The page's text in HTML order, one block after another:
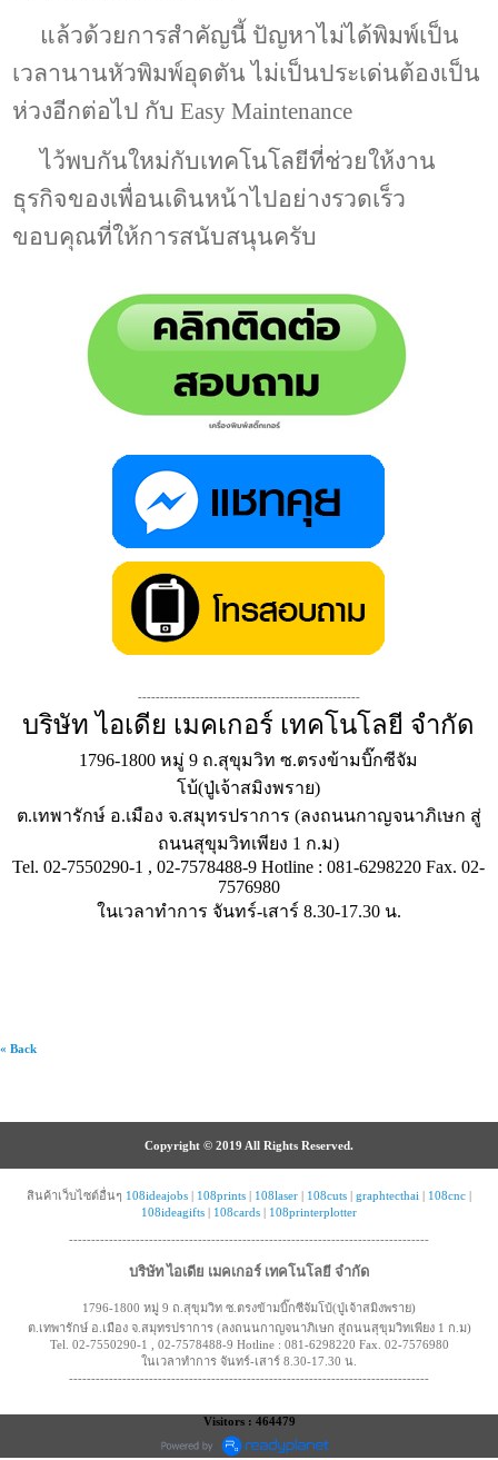
แล้วด้วยการสำคัญนี้ ปัญหาไม่ได้พิมพ์เป็น
เวลานานหัวพิมพ์อุดตัน ไม่เป็นประเด่นต้องเป็น
ห่วงอีกต่อไป กับ Easy Maintenance
ไว้พบกันใหม่กับเทคโนโลยีที่ช่วยให้งาน
ธุรกิจของเพื่อนเดินหน้าไปอย่างรวดเร็ว
ขอบคุณที่ให้การสนับสนุนครับ
--------------------------------------------------
บริษัท ไอเดีย เมคเกอร์ เทคโนโลยี จำกัด
1796-1800 หมู่ 9 ถ.สุขุมวิท ซ.ตรงข้ามบิ๊กซีจัม
โบ้(ปู่เจ้าสมิงพราย)
ต.เทพารักษ์ อ.เมือง จ.สมุทรปราการ (ลงถนนกาญจนาภิเษก สู่
ถนนสุขุมวิทเพียง 1 ก.ม)
Tel. 02-7550290-1 , 02-7578488-9 Hotline : 081-6298220 Fax. 02-
7576980
ในเวลาทำการ จันทร์-เสาร์ 8.30-17.30 น.
« Back
Copyright © 2019 All Rights Reserved.
สินค้าเว็บไซต์อื่นๆ 108ideajobs | 108prints | 108laser | 108cuts | graphtecthai | 108cnc |
108ideagifts | 108cards | 108printerplotter
---------------------------------------------------------------------------------
บริษัท ไอเดีย เมคเกอร์ เทคโนโลยี จำกัด
1796-1800 หมู่ 9 ถ.สุขุมวิท ซ.ตรงข้ามบิ๊กซีจัมโบ้(ปู่เจ้าสมิงพราย)
ต.เทพารักษ์ อ.เมือง จ.สมุทรปราการ (ลงถนนกาญจนาภิเษก สู่ถนนสุขุมวิทเพียง 1 ก.ม)
Tel. 02-7550290-1 , 02-7578488-9 Hotline : 081-6298220 Fax. 02-7576980
ในเวลาทำการ จันทร์-เสาร์ 8.30-17.30 น.
---------------------------------------------------------------------------------
Visitors : 464479